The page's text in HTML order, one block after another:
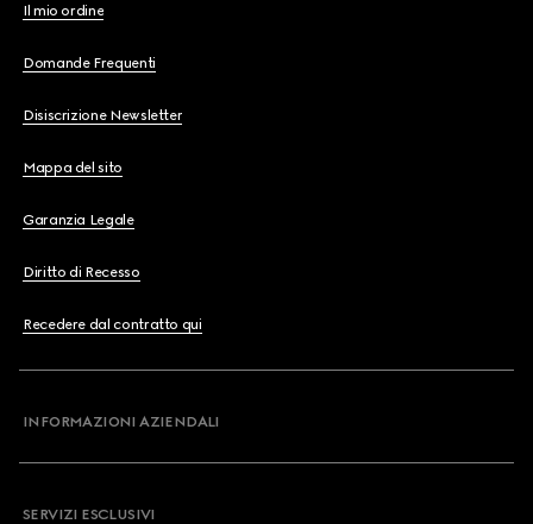
Il mio ordine
Domande Frequenti
Disiscrizione Newsletter
Mappa del sito
Garanzia Legale
Diritto di Recesso
Recedere dal contratto qui
INFORMAZIONI AZIENDALI
SERVIZI ESCLUSIVI